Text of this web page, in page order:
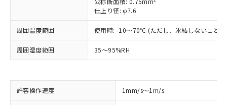
仕上り径: φ7.6
周囲温度範囲 使用時: -10～70℃ (ただし、氷結しないこと）
周囲湿度範囲 35～95%RH
許容操作速度 1mm/s～1m/s
ご利用条件
※1 対応状況
対応済み：EU RoHS指令（10物質）の
非含有に対応した製品が提供可能な商品で
対応予定：EU RoHS指令（10物質）の非含
有に対応した製品に切り替える予定のある